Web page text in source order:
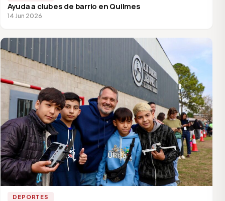
Ayuda a clubes de barrio en Quilmes
14 Jun 2026
DEPORTES